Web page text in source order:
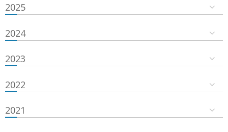
2025
2024
2023
2022
2021